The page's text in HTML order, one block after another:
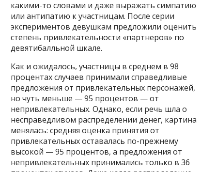
какими-то словами и даже выражать симпатию
или антипатию к участницам. После серии
экспериментов девушкам предложили оценить
степень привлекательности «партнеров» по
девятибалльной шкале.
Как и ожидалось, участницы в среднем в 98
процентах случаев принимали справедливые
предложения от привлекательных персонажей,
но чуть меньше — 95 процентов — от
непривлекательных. Однако, если речь шла о
несправедливом распределении денег, картина
менялась: средняя оценка принятия от
привлекательных оставалась по-прежнему
высокой — 95 процентов, а предложения от
непривлекательных принимались только в 36